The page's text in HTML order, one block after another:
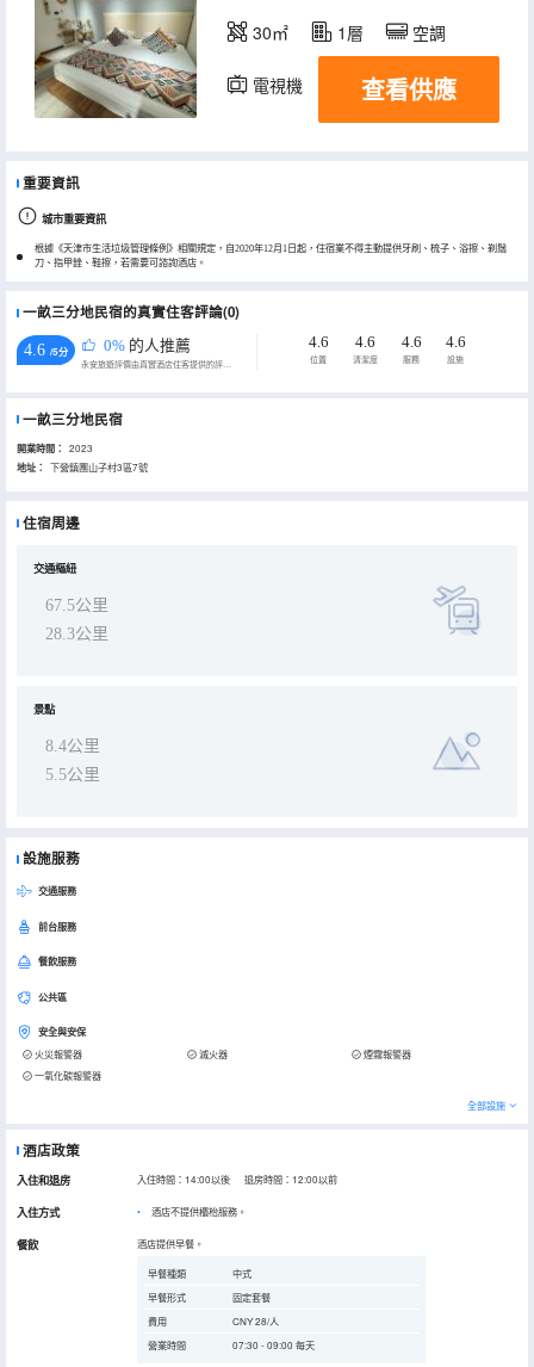
30㎡ 1層 空調
電視機 查看供應
重要資訊
城市重要資訊
根據《天津市生活垃圾管理條例》相關規定，自2020年12月1日起，住宿業不得主動提供牙刷、梳子、浴擦、剃鬚
刀、指甲銼、鞋擦，若需要可諮詢酒店。
一畝三分地民宿的真實住客評論(0)
4.6 /5分 0% 的人推薦
永安旅遊評價由真實酒店住客提供的評價。
4.6
位置
4.6
清潔度
4.6
服務
4.6
設施
一畝三分地民宿
開業時間： 2023
地址： 下營鎮團山子村3區7號
住宿周邊
交通樞紐
67.5公里
28.3公里
景點
8.4公里
5.5公里
設施服務
交通服務
前台服務
餐飲服務
公共區
安全與安保
火災報警器 滅火器
煙霧報警器
一氧化碳報警器
全部設施
酒店政策
入住和退房 入住時間：14:00以後 退房時間：12:00以前
入住方式 酒店不提供櫃枱服務。
餐飲 酒店提供早餐。
早餐種類
中式
早餐形式
固定套餐
費用
CNY 28/人
營業時間
07:30 - 09:00 每天